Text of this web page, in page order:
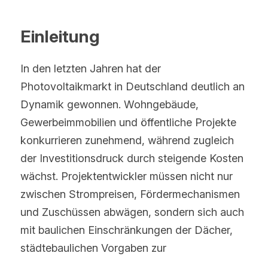
Einleitung
In den letzten Jahren hat der
Photovoltaikmarkt in Deutschland deutlich an
Dynamik gewonnen. Wohngebäude,
Gewerbeimmobilien und öffentliche Projekte
konkurrieren zunehmend, während zugleich
der Investitionsdruck durch steigende Kosten
wächst. Projektentwickler müssen nicht nur
zwischen Strompreisen, Fördermechanismen
und Zuschüssen abwägen, sondern sich auch
mit baulichen Einschränkungen der Dächer,
städtebaulichen Vorgaben zur